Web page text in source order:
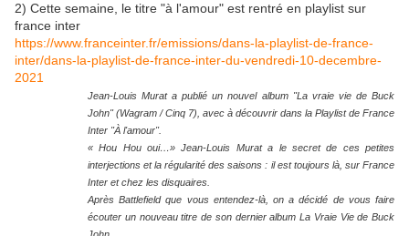
2) Cette semaine, le titre "à l'amour" est rentré en playlist sur
france inter
https://www.franceinter.fr/emissions/dans-la-playlist-de-france-
inter/dans-la-playlist-de-france-inter-du-vendredi-10-decembre-
2021
Jean-Louis Murat a publié un nouvel album "La vraie vie de Buck
John" (Wagram / Cinq 7), avec à découvrir dans la Playlist de France
Inter "À l'amour".
« Hou Hou oui…» Jean-Louis Murat a le secret de ces petites
interjections et la régularité des saisons : il est toujours là, sur France
Inter et chez les disquaires.
Après Battlefield que vous entendez-là, on a décidé de vous faire
écouter un nouveau titre de son dernier album La Vraie Vie de Buck